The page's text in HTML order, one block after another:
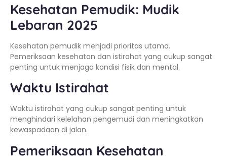
Kesehatan Pemudik: Mudik
Lebaran 2025
Kesehatan pemudik menjadi prioritas utama.
Pemeriksaan kesehatan dan istirahat yang cukup sangat
penting untuk menjaga kondisi fisik dan mental.
Waktu Istirahat
Waktu istirahat yang cukup sangat penting untuk
menghindari kelelahan pengemudi dan meningkatkan
kewaspadaan di jalan.
Pemeriksaan Kesehatan